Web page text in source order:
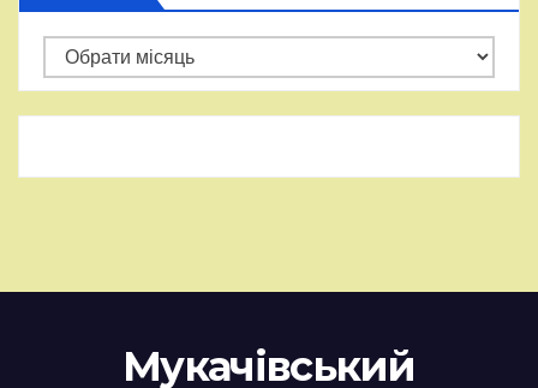
Архіви
Мукачівський